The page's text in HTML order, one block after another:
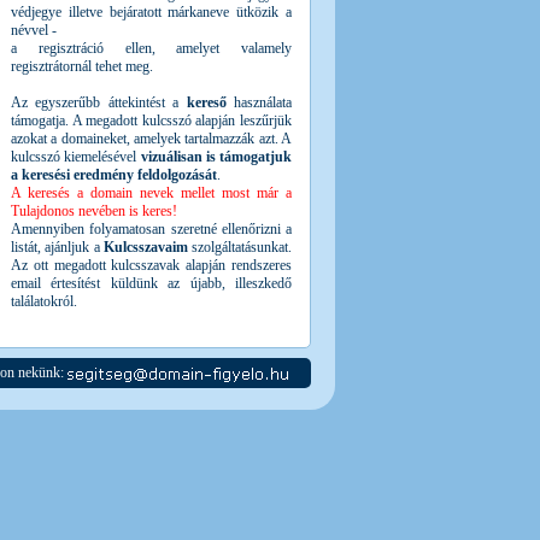
védjegye illetve bejáratott márkaneve ütközik a
névvel -
a regisztráció ellen, amelyet valamely
regisztrátornál tehet meg.
Az egyszerűbb áttekintést a keresőhasználata
támogatja. A megadott kulcsszó alapján leszűrjük
azokat a domaineket, amelyek tartalmazzák azt. A
kulcsszó kiemelésével vizuálisan is támogatjuk
a keresési eredmény feldolgozását.
A keresés a domain nevek mellet most már a
Tulajdonos nevében is keres!
Amennyiben folyamatosan szeretné ellenőrizni a
listát, ajánljuk a Kulcsszavaimszolgáltatásunkat.
Az ott megadott kulcsszavak alapján rendszeres
email értesítést küldünk az újabb, illeszkedő
találatokról.
nekünk: